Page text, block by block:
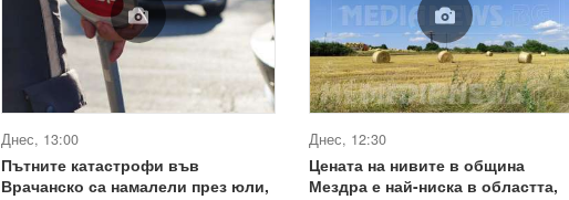
Днес, 13:00
Пътните катастрофи във
Врачанско са намалели през юли,
Днес, 12:30
Цената на нивите в община
Мездра е най-ниска в областта,